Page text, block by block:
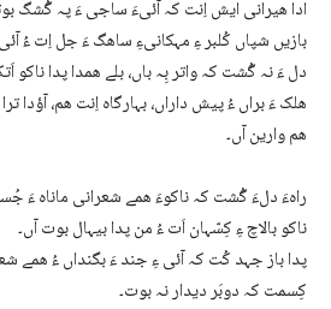
ادا ھیرانی ایش اِنت کہ آئیءَ ساجی ءَ پہ گُشگ
بازیں شپاں کُلبر ءِ مہکانیءِ ساھگ ءَ جل اِت ءُ
دل ءَ نہ گُشت کہ واتر بِہ باں، بلے ھمدا پدا ناکو
ھلک ءَ براں ءُ پیش داراں، بہارگاہ اِنت ھم، آؤدا
ھم وارین آں۔
راہءَ دلءَ گُشت کہ ناکوءَ ھمے شعرانی ماناہ ءَ
ناکو بالاچ ءِ کِسّہان اَت ءُ من پدا بیہال بوت آں۔
پدا باز جہد کُت کہ آئی ءِ جند ءَ بگنداں ءُ ھمے
کِسمت کہ دوبَر دیدار نہ بوت۔